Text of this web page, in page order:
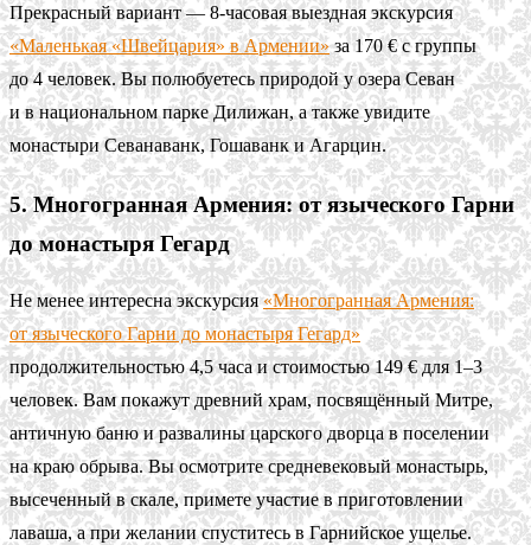
Прекрасный вариант — 8-часовая выездная экскурсия
«Маленькая «Швейцария» в Армении»за 170 € с группы
до 4 человек. Вы полюбуетесь природой у озера Севан
и в национальном парке Дилижан, а также увидите
монастыри Севанаванк, Гошаванк и Агарцин.
5. Многогранная Армения: от языческого Гарни
до монастыря Гегард
Не менее интересна экскурсия«Многогранная Армения:
от языческого Гарни до монастыря Гегард»
продолжительностью 4,5 часа и стоимостью 149 € для 1–3
человек. Вам покажут древний храм, посвящённый Митре,
античную баню и развалины царского дворца в поселении
на краю обрыва. Вы осмотрите средневековый монастырь,
высеченный в скале, примете участие в приготовлении
лаваша, а при желании спуститесь в Гарнийское ущелье.